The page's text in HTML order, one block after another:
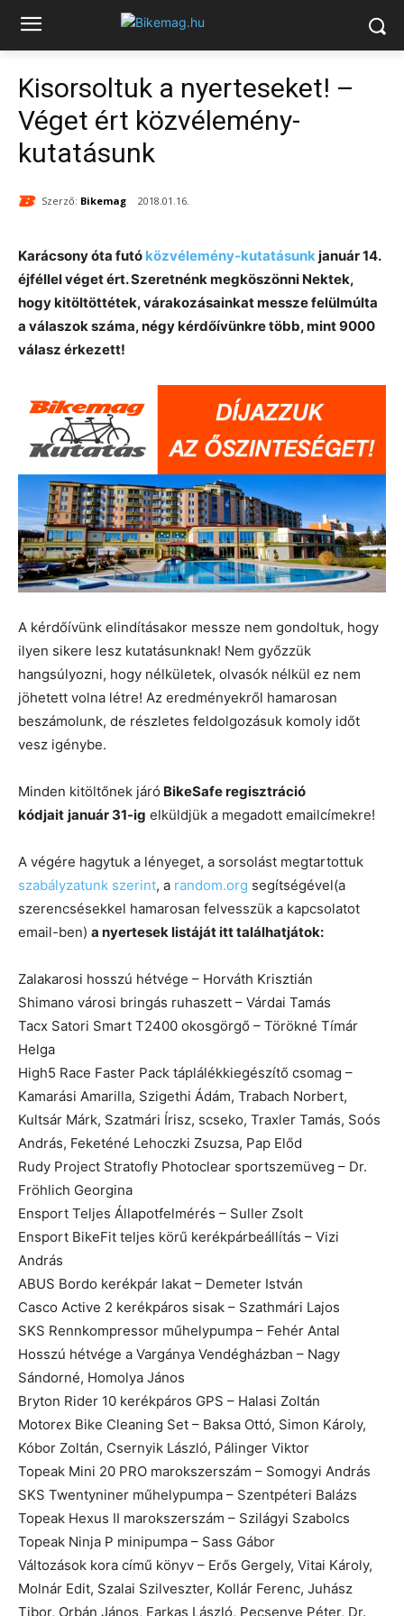
Kisorsoltuk a nyerteseket! –
Véget ért közvélemény-
kutatásunk
Szerző: Bikemag 2018.01.16.
Karácsony óta futó közvélemény-kutatásunkjanuár 14.
éjféllel véget ért. Szeretnénk megköszönni Nektek,
hogy kitöltöttétek, várakozásainkat messze felülmúlta
a válaszok száma, négy kérdőívünkre több, mint 9000
válasz érkezett!
A kérdőívünk elindításakor messze nem gondoltuk, hogy
ilyen sikere lesz kutatásunknak! Nem győzzük
hangsúlyozni, hogy nélkületek, olvasók nélkül ez nem
jöhetett volna létre! Az eredményekről hamarosan
beszámolunk, de részletes feldolgozásuk komoly időt
vesz igénybe.
Minden kitöltőnek járó BikeSafe regisztráció
kódjait január 31-ig elküldjük a megadott emailcímekre!
A végére hagytuk a lényeget, a sorsolást megtartottuk
szabályzatunk szerint, a random.org segítségével(a
szerencsésekkel hamarosan felvesszük a kapcsolatot
email-ben) a nyertesek listáját itt találhatjátok:
Zalakarosi hosszú hétvége – Horváth Krisztián
Shimano városi bringás ruhaszett – Várdai Tamás
Tacx Satori Smart T2400 okosgörgő – Törökné Tímár
Helga
High5 Race Faster Pack táplálékkiegészítő csomag –
Kamarási Amarilla, Szigethi Ádám, Trabach Norbert,
Kultsár Márk, Szatmári Írisz, scseko, Traxler Tamás, Soós
András, Feketéné Lehoczki Zsuzsa, Pap Előd
Rudy Project Stratofly Photoclear sportszemüveg – Dr.
Fröhlich Georgina
Ensport Teljes Állapotfelmérés – Suller Zsolt
Ensport BikeFit teljes körű kerékpárbeállítás – Vizi
András
ABUS Bordo kerékpár lakat – Demeter István
Casco Active 2 kerékpáros sisak – Szathmári Lajos
SKS Rennkompressor műhelypumpa – Fehér Antal
Hosszú hétvége a Vargánya Vendégházban – Nagy
Sándorné, Homolya János
Bryton Rider 10 kerékpáros GPS – Halasi Zoltán
Motorex Bike Cleaning Set – Baksa Ottó, Simon Károly,
Kóbor Zoltán, Csernyik László, Pálinger Viktor
Topeak Mini 20 PRO marokszerszám – Somogyi András
SKS Twentyniner műhelypumpa – Szentpéteri Balázs
Topeak Hexus II marokszerszám – Szilágyi Szabolcs
Topeak Ninja P minipumpa – Sass Gábor
Változások kora című könyv – Erős Gergely, Vitai Károly,
Molnár Edit, Szalai Szilveszter, Kollár Ferenc, Juhász
Tibor, Orbán János, Farkas László, Pecsenye Péter, Dr.